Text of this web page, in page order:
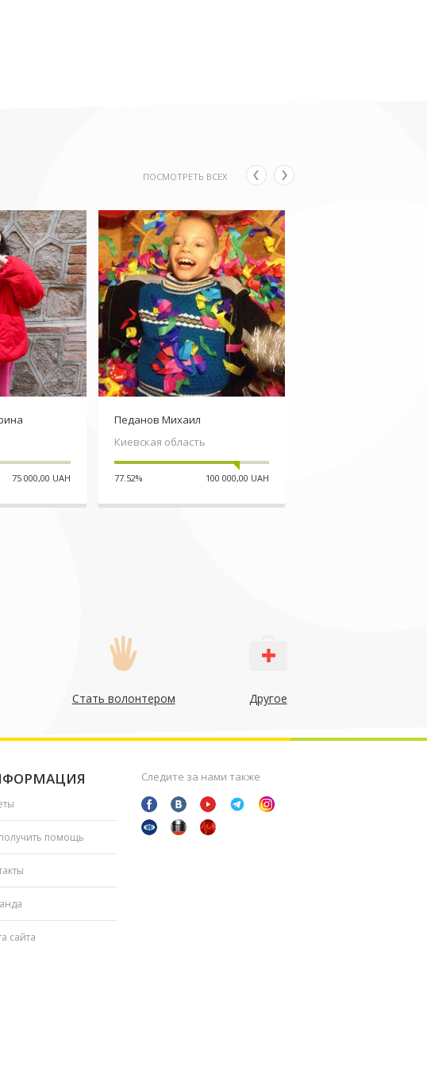
ПОСМОТРЕТЬ ВСЕХ
75 000,00 UAH
Педанов Михаил
Киевская область
77.52% 100 000,00 UAH
Стать волонтером Другое
помощь
сайта
Следите за нами также